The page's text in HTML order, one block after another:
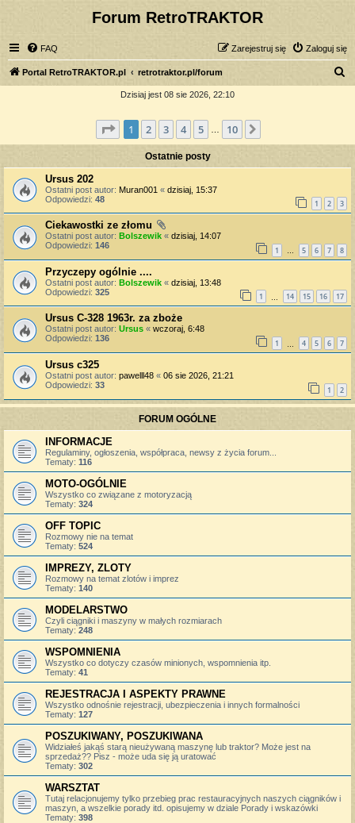
Forum RetroTRAKTOR
FAQ Zaloguj się
Zarejestruj się
Portal RetroTRAKTOR.pl retrotraktor.pl/forum
a
j
Dzisiaj jest 08 sie 2026, 22:10
Strona z10
1 2 3 4 5 10
Ostatnie posty
Ursus 202
Ostatni post autor: Muran001 « dzisiaj, 15:37
Odpowiedzi: 48 1 2 3
Ciekawostki ze złomu
Ostatni post autor: Bolszewik « dzisiaj, 14:07
Odpowiedzi: 146 1 … 5 6 7 8
Przyczepy ogólnie ....
Ostatni post autor: Bolszewik « dzisiaj, 13:48
Odpowiedzi: 325 1 14 15 16 17
Ursus C-328 1963r. za zboże
Ostatni post autor: Ursus « wczoraj, 6:48
Odpowiedzi: 136 1 4 5 6 7
Ursus c325
Ostatni post autor: pawelll48 « 06 sie 2026, 21:21
Odpowiedzi: 33 1 2
FORUM OGÓLNE
INFORMACJE
Regulaminy, ogłoszenia, współpraca, newsy z życia forum...
Tematy: 116
MOTO-OGÓLNIE
Wszystko co związane z motoryzacją
Tematy: 324
OFF TOPIC
Rozmowy nie na temat
Tematy: 524
IMPREZY, ZLOTY
Rozmowy na temat zlotów i imprez
Tematy: 140
MODELARSTWO
Czyli ciągniki i maszyny w małych rozmiarach
Tematy: 248
WSPOMNIENIA
Wszystko co dotyczy czasów minionych, wspomnienia itp.
Tematy: 41
REJESTRACJA I ASPEKTY PRAWNE
Wszystko odnośnie rejestracji, ubezpieczenia i innych formalności
Tematy: 127
POSZUKIWANY, POSZUKIWANA
Widziałeś jakąś starą nieużywaną maszynę lub traktor? Może jest na
sprzedaż?? Pisz - może uda się ją uratować
Tematy: 302
WARSZTAT
Tutaj relacjonujemy tylko przebieg prac restauracyjnych naszych ciągników i
maszyn, a wszelkie porady itd. opisujemy w dziale Porady i wskazówki
Tematy: 398